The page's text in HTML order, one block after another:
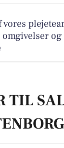
TIL